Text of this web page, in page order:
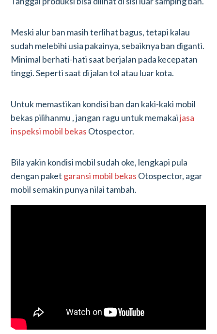
Meski alur ban masih terlihat bagus, tetapi kalau
sudah melebihi usia pakainya, sebaiknya ban diganti.
Minimal berhati-hati saat berjalan pada kecepatan
tinggi. Seperti saat di jalan tol atau luar kota.
Untuk memastikan kondisi ban dan kaki-kaki mobil
bekas pilihanmu , jangan ragu untuk memakaijasa
inspeksi mobil bekas Otospector.
Bila yakin kondisi mobil sudah oke, lengkapi pula
dengan paket garansi mobil bekas Otospector, agar
mobil semakin punya nilai tambah.